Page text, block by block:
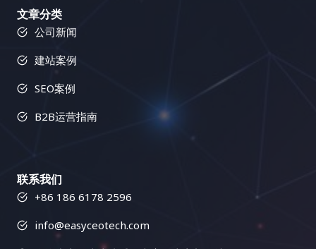
下几个方面： Q4: 如何选择适合我的小语种SEO工
具？有哪些因素需要考虑？ A4: 选择适合你的小语种
SEO工具需要考虑以下几个因素： Q5:…
具，创建带有追踪参数的链接，更精准地追踪不同营
销活动的流量和转化效果，评估不同营销活动的投资
化率提升，优化用户体验的魔法： 用户来到你的网站
后，是否完成了你期望的操作？例如注册、购买、订
阅、下载等等。通过 Google Analytics 的转化目标设
置和转化路径分析，我们可以追踪用户的行为轨迹，
分析用户在网站上的每一个点击、每一个停留，找出
高的页面，并针对性地进行优化，例如改进页面布
局、简化操作流程、提供更清晰的引导等等，提升用
踪功能，追踪用户在网站上的特定行为，例如点击按
文章分类
公司新闻
建站案例
SEO案例
B2B运营指南
联系我们
+86 186 6178 2596
info@easyceotech.com